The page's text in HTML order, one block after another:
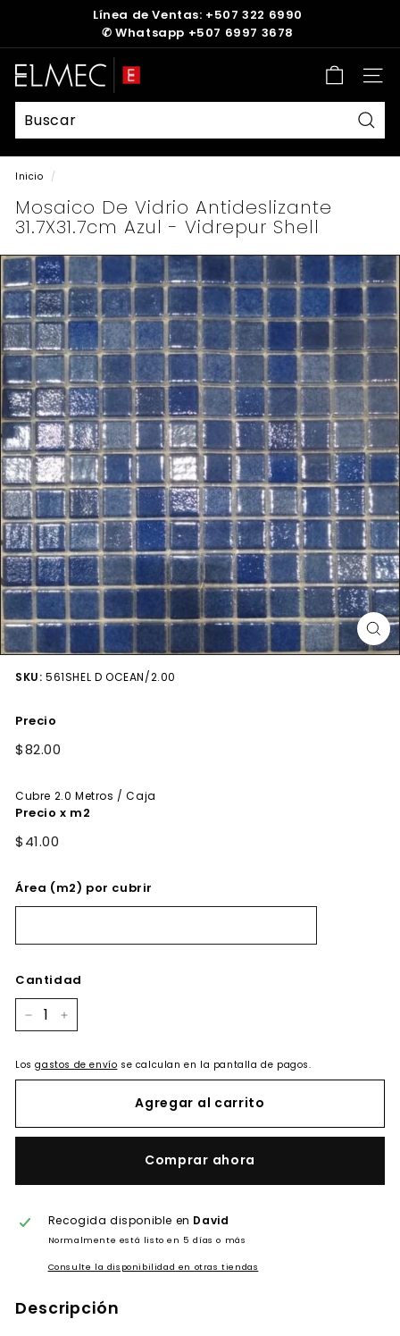
diapositivas
pausa
Línea de Ventas: +507 322 6990
✆ Whatsapp +507 6997 3678
E
L
M
E
C
Inicio /
Mosaico De Vidrio Antideslizante
31.7X31.7cm Azul - Vidrepur Shell
SKU: 561SHEL D OCEAN/2.00
Precio
Precio
$82.00
Cubre 2.0 Metros / Caja
Precio x m2
$41.00
Área (m2) por cubrir
Cantidad
Losgastos de envío se calculan en la pantalla de pagos.
Agregar al carrito
Comprar ahora
Recogida disponible en David
Normalmente está listo en 5 días o más
Consulte la disponibilidad en otras tiendas
Descripción